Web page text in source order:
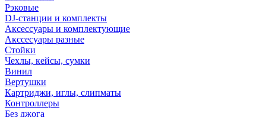
Рэковые
DJ-станции и комплекты
Аксессуары и комплектующие
Акссесуары разные
Стойки
Чехлы, кейсы, сумки
Винил
Вертушки
Картриджи, иглы, слипматы
Контроллеры
Без джога